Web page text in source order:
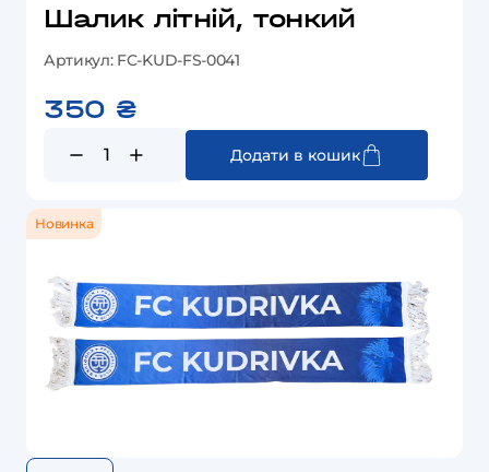
Новинка
Шалик літній, тонкий
Артикул: FC-KUD-FS-0041
350 ₴
Шалик
тонкий
кількість
Додати в кошик